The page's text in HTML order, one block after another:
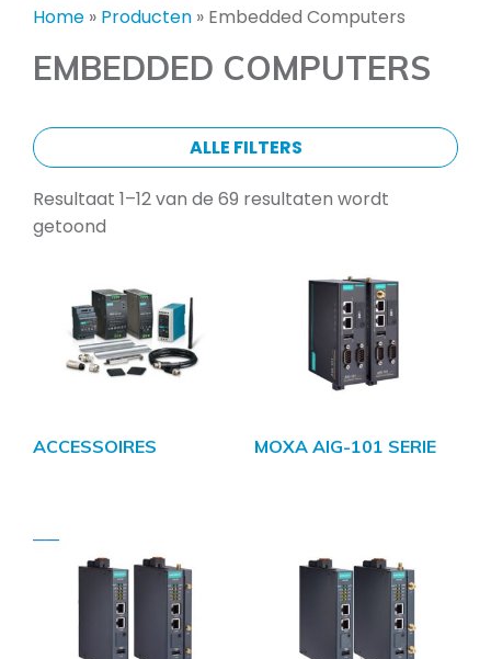
Home » Producten » Embedded Computers
EMBEDDED COMPUTERS
ALLE FILTERS
Resultaat 1–12 van de 69 resultaten wordt
getoond
ACCESSOIRES MOXA AIG-101 SERIE